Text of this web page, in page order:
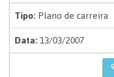
Tipo:Plano de carreira
Data:13/03/2007